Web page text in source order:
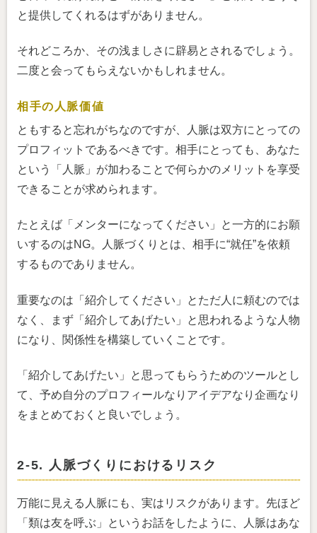
と提供してくれるはずがありません。
それどころか、その浅ましさに辟易とされるでしょう。
二度と会ってもらえないかもしれません。
相手の人脈価値
ともすると忘れがちなのですが、人脈は双方にとっての
プロフィットであるべきです。相手にとっても、あなた
という「人脈」が加わることで何らかのメリットを享受
できることが求められます。
たとえば「メンターになってください」と一方的にお願
いするのはNG。人脈づくりとは、相手に“就任”を依頼
するものでありません。
重要なのは「紹介してください」とただ人に頼むのでは
なく、まず「紹介してあげたい」と思われるような人物
になり、関係性を構築していくことです。
「紹介してあげたい」と思ってもらうためのツールとし
て、予め自分のプロフィールなりアイデアなり企画なり
をまとめておくと良いでしょう。
2-5. 人脈づくりにおけるリスク
万能に見える人脈にも、実はリスクがあります。先ほど
「類は友を呼ぶ」というお話をしたように、人脈はあな